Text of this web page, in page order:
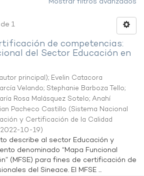
1
de competencias:
del Sector Educación en
principal); Evelin Catacora
Velando; Stephanie Barboza Tello;
Rosa Malásquez Sotelo; Anahí
Pacheco Castillo (Sistema Nacional
y Certificación de la Calidad
2022-10-19)
describe al sector Educación y
denominado “Mapa Funcional
(MFSE) para fines de certificación de
del Sineace. El MFSE ...